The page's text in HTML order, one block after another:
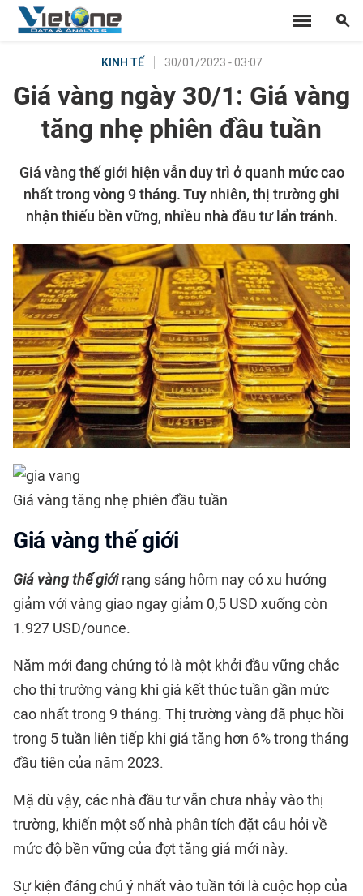
KINH TẾ 30/01/2023 - 03:07
Giá vàng ngày 30/1: Giá vàng
tăng nhẹ phiên đầu tuần
Giá vàng thế giới hiện vẫn duy trì ở quanh mức cao
nhất trong vòng 9 tháng. Tuy nhiên, thị trường ghi
nhận thiếu bền vững, nhiều nhà đầu tư lẩn tránh.
Giá vàng tăng nhẹ phiên đầu tuần
Giá vàng thế giới
Giá vàng thế giới rạng sáng hôm nay có xu hướng
giảm với vàng giao ngay giảm 0,5 USD xuống còn
1.927 USD/ounce.
Năm mới đang chứng tỏ là một khởi đầu vững chắc
cho thị trường vàng khi giá kết thúc tuần gần mức
cao nhất trong 9 tháng. Thị trường vàng đã phục hồi
trong 5 tuần liên tiếp khi giá tăng hơn 6% trong tháng
đầu tiên của năm 2023.
Mặ dù vậy, các nhà đầu tư vẫn chưa nhảy vào thị
trường, khiến một số nhà phân tích đặt câu hỏi về
mức độ bền vững của đợt tăng giá mới này.
Sự kiện đáng chú ý nhất vào tuần tới là cuộc họp của